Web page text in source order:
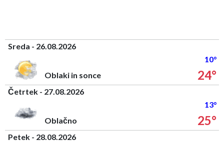
Sreda - 26.08.2026
10°
Oblaki in sonce
24°
Četrtek - 27.08.2026
13°
Oblačno
25°
Petek - 28.08.2026